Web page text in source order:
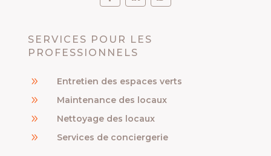
SERVICES POUR LES
PROFESSIONNELS
9 Entretien des espaces verts
9 Maintenance des locaux
9 Nettoyage des locaux
9 Services de conciergerie